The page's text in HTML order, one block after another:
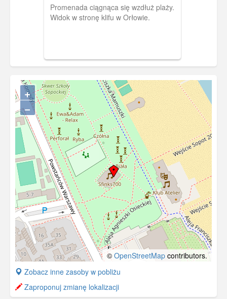
Promenada ciągnąca się wzdłuż plaży.
Widok w stronę klifu w Orłowie.
+
−
© OpenStreetMap contributors.
+
−
Zobacz inne zasoby w pobliżu
Zaproponuj zmianę lokalizacji